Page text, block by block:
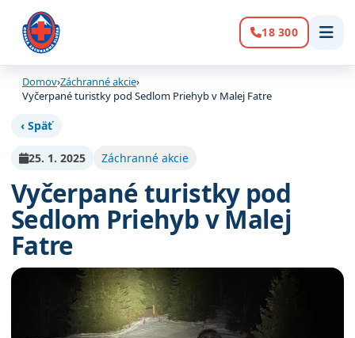
Volanie:
18 300
Domov›Záchranné akcie›
Vyčerpané turistky pod Sedlom Priehyb v Malej Fatre
‹ Späť
25. 1. 2025 Záchranné akcie
Vyčerpané turistky pod
Sedlom Priehyb v Malej
Fatre